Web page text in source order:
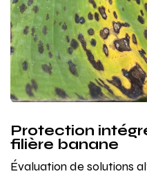
Protection
filière banane
Évaluation de solutions